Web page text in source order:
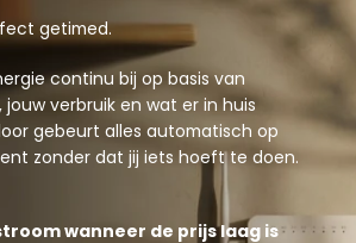
getimed.
continu bij op basis van
verbruik en wat er in huis
gebeurt alles automatisch op
zonder dat jij iets hoeft te doen.
wanneer de prijs laag is